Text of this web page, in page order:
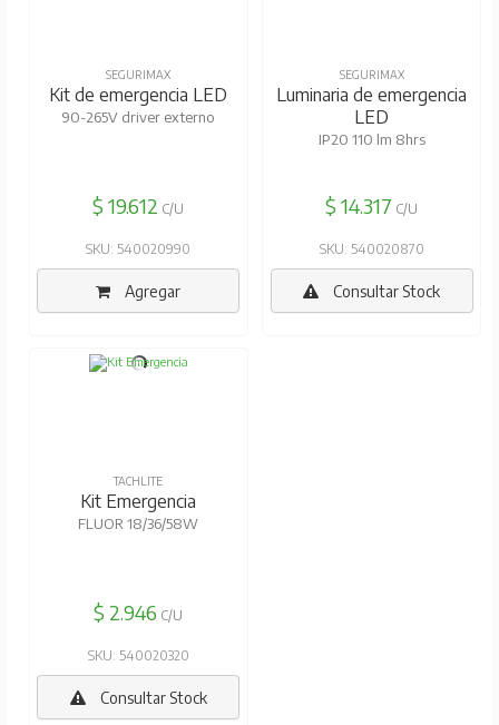
SEGURIMAX
Kit de emergencia LED
90-265V driver externo
$ 19.612 C/U
SKU: 540020990
Agregar
SEGURIMAX
Luminaria de emergencia
LED
IP20 110 lm 8hrs
$ 14.317 C/U
SKU: 540020870
Consultar Stock
TACHLITE
Kit Emergencia
FLUOR 18/36/58W
$ 2.946 C/U
SKU: 540020320
Consultar Stock